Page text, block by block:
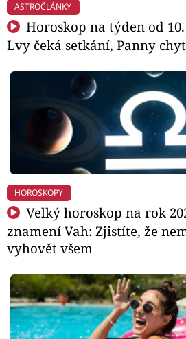
ASTROČLÁNKY
Horoskop na týden od
Lvy čeká setkání, Panny
HOROSKOPY
Velký horoskop na rok
znamení Vah: Zjistíte, že
vyhovět všem